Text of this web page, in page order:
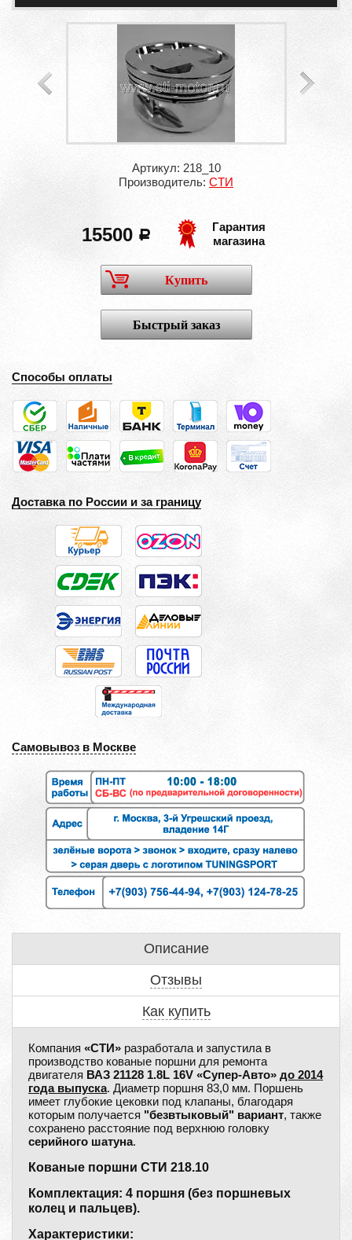
Артикул: 218_10
Производитель: СТИ
15500 a
Гарантия
магазина
Купить
Быстрый заказ
Способы оплаты
Доставка по России и за границу
Самовывоз в Москве
Описание
Отзывы
Как купить
Компания «СТИ» разработала и запустила в
производство кованые поршни для ремонта
двигателя ВАЗ 21128 1.8L 16V «Супер-Авто» до 2014
года выпуска. Диаметр поршня 83,0 мм. Поршень
имеет глубокие цековки под клапаны, благодаря
которым получается "безвтыковый" вариант, также
сохранено расстояние под верхнюю головку
серийного шатуна.
Кованые поршни СТИ 218.10
Комплектация: 4 поршня (без поршневых
колец и пальцев).
Характеристики: